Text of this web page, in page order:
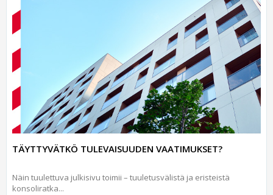
TÄYTTYVÄTKÖ TULEVAISUUDEN VAATIMUKSET?
Näin tuulettuva julkisivu toimii – tuuletusvälistä ja eristeistä
konsoliratka...